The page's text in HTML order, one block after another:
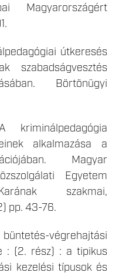
Magyarországért
útkeresés
szabadságvesztés
Börtönügyi
alkalmazása a
Magyar
Egyetem
szakmai,
pp. 43-76.
végrehajtási
: (2. rész) : a tipikus
kezelési típusok és